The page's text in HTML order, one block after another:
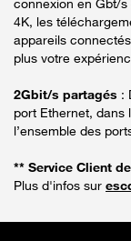
4K, les
appareils
plus votre
2Gbit/s partagés :
port Ethernet, dans
l’ensemble des
** Service Client
Plus d'infos sur